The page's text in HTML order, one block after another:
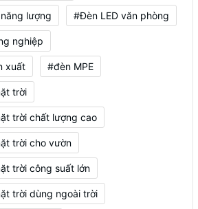
lượng #Đèn LED văn phòng
nghiệp
xuất #đèn MPE
trời
trời chất lượng cao
trời cho vườn
trời công suất lớn
trời dùng ngoài trời